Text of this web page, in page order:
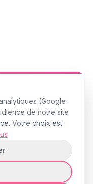
droits réservés
CGUAccessibilité
(Google
de notre site
Votre choix est